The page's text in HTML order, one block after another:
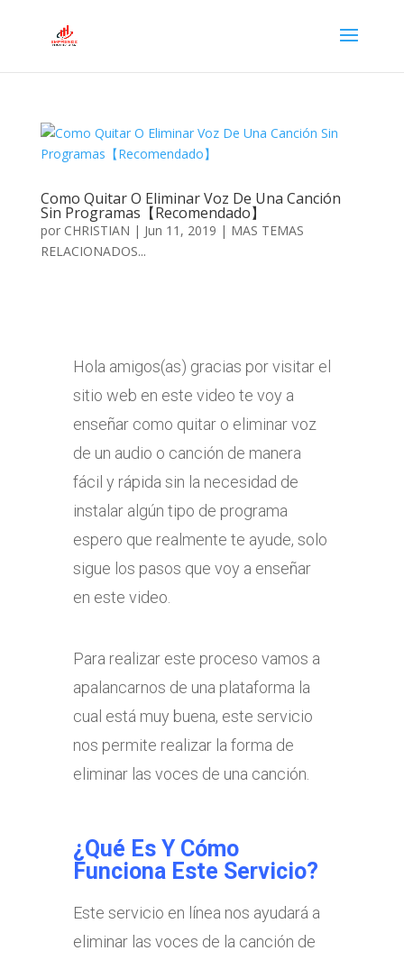
Como Quitar O Eliminar Voz De Una Canción
Sin Programas【Recomendado】
por CHRISTIAN | Jun 11, 2019 | MAS TEMAS
RELACIONADOS...
Hola amigos(as) gracias por visitar el
sitio web en este video te voy a
enseñar como quitar o eliminar voz
de un audio o canción de manera
fácil y rápida sin la necesidad de
instalar algún tipo de programa
espero que realmente te ayude, solo
sigue los pasos que voy a enseñar
en este video.
Para realizar este proceso vamos a
apalancarnos de una plataforma la
cual está muy buena, este servicio
nos permite realizar la forma de
eliminar las voces de una canción.
¿Qué Es Y Cómo
Funciona Este Servicio?
Este servicio en línea nos ayudará a
eliminar las voces de la canción de